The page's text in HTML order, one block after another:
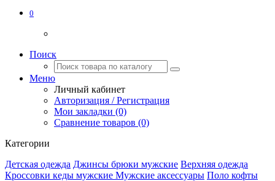
0
Поиск
Меню
Личный кабинет
Авторизация / Регистрация
Мои закладки (0)
Сравнение товаров (0)
Категории
Детская одежда Джинсы брюки мужские Верхняя одежда
Кроссовки кеды мужские Мужские аксессуары Поло кофты